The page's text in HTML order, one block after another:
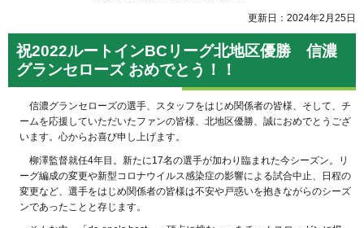
更新日：2024年2月25日
祝2022ルートインBCリーグ北地区優勝 信濃
グランセローズ おめでとう！！
信濃グランセローズの選手、スタッフをはじめ関係者の皆様、そして、チ
ームを応援していただいたファンの皆様、北地区優勝、誠におめでとうござ
います。心からお喜び申し上げます。
柳澤監督就任4年目。新たに17名の選手が加わり臨まれた今シーズン。リ
ーグ編成の変更や新型コロナウイルス感染症の影響による試合中止、日程の
変更など、選手をはじめ関係者の皆様は不安や戸惑いを抱きながらのシーズ
ンであったことと存じます。